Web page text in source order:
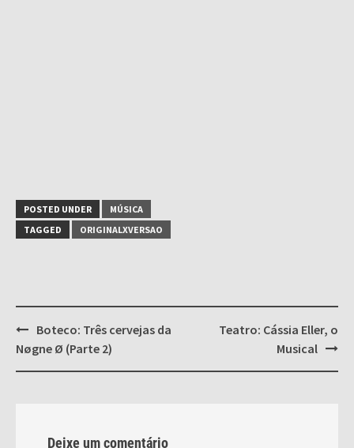
POSTED UNDER
MÚSICA
TAGGED
ORIGINALXVERSAO
Post
navigation
Boteco: Três cervejas da
Nøgne Ø (Parte 2)
Teatro: Cássia Eller, o
Musical
Deixe um comentário